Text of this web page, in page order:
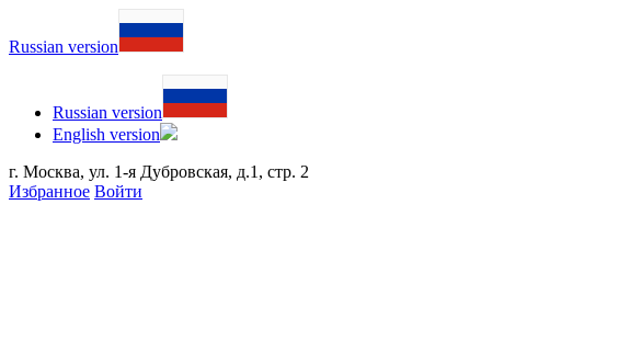
Russian version
Russian version
English version
г. Москва, ул. 1-я Дубровская, д.1, стр. 2
Избранное Войти